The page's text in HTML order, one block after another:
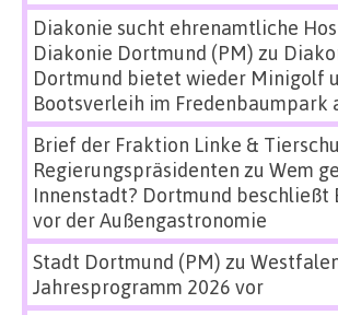
Diakonie sucht ehrenamtliche
Diakonie Dortmund (PM) zu
Dortmund bietet wieder Minigolf
Bootsverleih im Fredenbaumpark
Brief der Fraktion Linke &
Regierungspräsidenten zu Wem
Innenstadt? Dortmund
vor der Außengastronomie
Stadt Dortmund (PM) zu
Jahresprogramm 2026 vor